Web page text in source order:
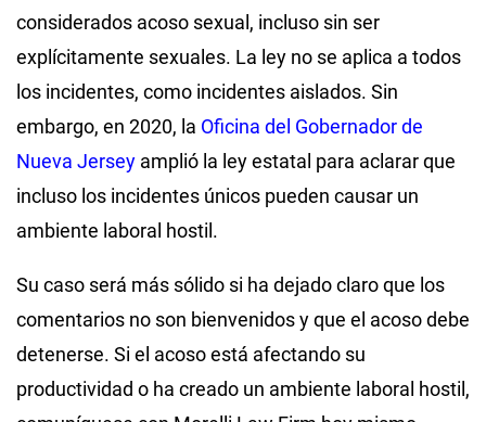
considerados acoso sexual, incluso sin ser
explícitamente sexuales. La ley no se aplica a todos
los incidentes, como incidentes aislados. Sin
embargo, en 2020, la Oficina del Gobernador de
Nueva Jersey amplió la ley estatal para aclarar que
incluso los incidentes únicos pueden causar un
ambiente laboral hostil.
Su caso será más sólido si ha dejado claro que los
comentarios no son bienvenidos y que el acoso debe
detenerse. Si el acoso está afectando su
productividad o ha creado un ambiente laboral hostil,